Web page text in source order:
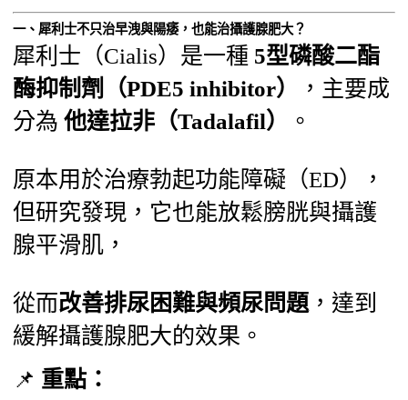
一、犀利士不只治早洩與陽痿，也能治攝護腺肥大？
犀利士（Cialis）是一種 5型磷酸二酯
酶抑制劑（PDE5 inhibitor）
，主要成
分為他達拉非（Tadalafil） 。
原本用於治療勃起功能障礙（ED），
但研究發現，它也能放鬆膀胱與攝護
腺平滑肌，
從而改善排尿困難與頻尿問題，達到
緩解攝護腺肥大的效果。
📌 重點：